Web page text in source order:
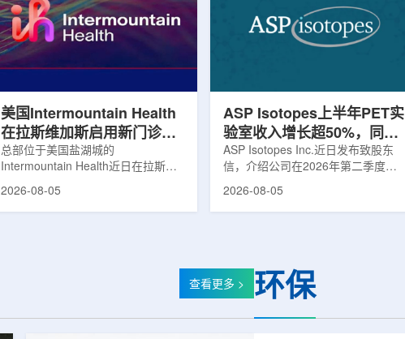
经理陈永华，副总经理丁开忠、李
俊、光若怀陪同。韩冰一行详细了解
中科离子产业布局、经营情况，重点
围绕核医疗及高端装备关键技术突
任杨传盛主持。赣州市卫生健康委员
会副主任傅伟、中华医学会核医学分
会主任委员汪静、赣州市肿瘤医院党
美国Intermountain Health
在拉斯维加斯启用新门诊诊
所，配置PET/CT和直线加
速器
总部位于美国盐湖城的
Intermountain Health近日在拉斯维
加斯西南部启用一座新的门诊诊所。
了此前分布在拉斯维加斯谷多个地点
2026-08-05
ASP Isotopes上半年PET实
验室收入增长超50%，同位
素浓缩设施推进商业生产
ASP Isotopes Inc.近日发布致股东
信，介绍公司在2026年第二季度财
务业绩公布前各业务板块的运营进
相关业务通常与放射性药物制备、分
子影像和核医学诊断应用密切相关。
2026-08-05
查看更多 > 环保